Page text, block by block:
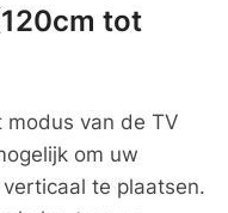
tot
modus van de TV
om uw
te plaatsen.